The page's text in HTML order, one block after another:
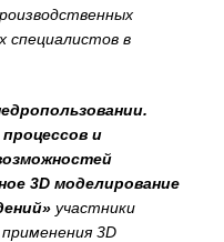
специалистов в
и
3D моделирование
участники
3D